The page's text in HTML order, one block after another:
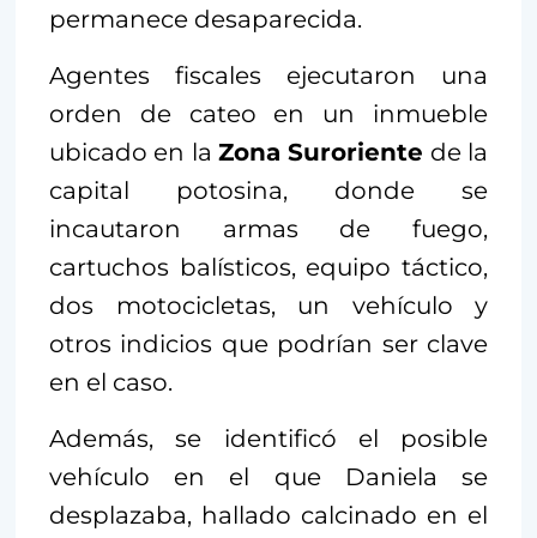
permanece desaparecida.
Agentes fiscales ejecutaron una
orden de cateo en un inmueble
ubicado en la Zona Suroriente de la
capital potosina, donde se
incautaron armas de fuego,
cartuchos balísticos, equipo táctico,
dos motocicletas, un vehículo y
otros indicios que podrían ser clave
en el caso.
Además, se identificó el posible
vehículo en el que Daniela se
desplazaba, hallado calcinado en el